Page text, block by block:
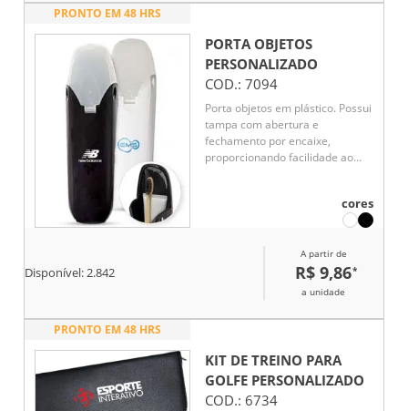
PRONTO EM 48 HRS
PORTA OBJETOS
PERSONALIZADO
COD.: 7094
Porta objetos em plástico. Possui
tampa com abertura e
fechamento por encaixe,
proporcionando facilidade ao
cores
Disponível:2.842
A partir de
R$ 9,86*
a unidade
PRONTO EM 48 HRS
KIT DE TREINO PARA
GOLFE PERSONALIZADO
COD.: 6734